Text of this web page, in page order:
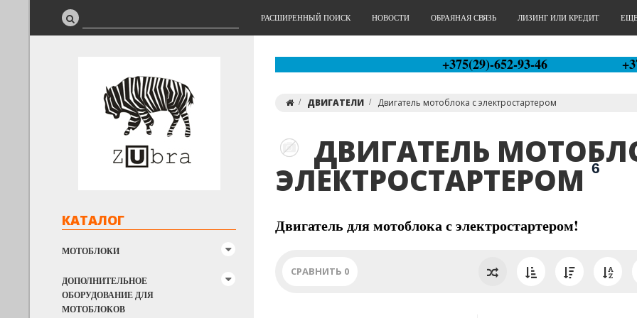
РАСШИРЕННЫЙ ПОИСК НОВОСТИ ОБРАЯНАЯ СВЯЗЬ ЛИЗИНГ ИЛИ КРЕДИТ
КАТАЛОГ
МОТОБЛОКИ
ДОПОЛНИТЕЛЬНОЕ
ОБОРУДОВАНИЕ ДЛЯ
МОТОБЛОКОВ
+375(29)-652-93-46
ДВИГАТЕЛИ Двигатель мотоблока с электростартером
ДВИГАТЕЛЬ
ЭЛЕКТРОСТАРТЕРОМ 6
Двигатель для мотоблока с электростартером!
СРАВНИТЬ 0